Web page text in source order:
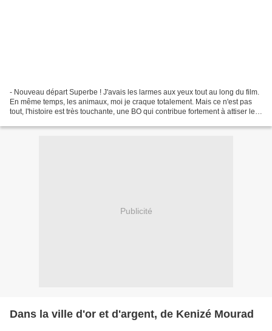
- Nouveau départ Superbe ! J'avais les larmes aux yeux tout au long du film.
En même temps, les animaux, moi je craque totalement. Mais ce n'est pas
tout, l'histoire est très touchante, une BO qui contribue fortement à attiser les
Publicité
Dans la ville d'or et d'argent, de Kenizé Mourad